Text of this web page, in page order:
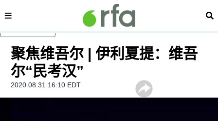
内容分类 搜
聚焦维吾尔 | 伊利夏提：维吾
尔“民考汉”
2020.08.31 16:10 EDT